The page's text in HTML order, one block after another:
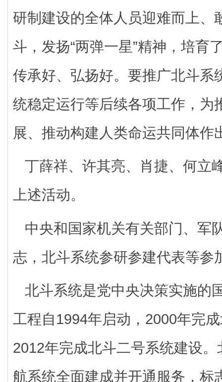
研制建设的全体人员迎难而上、
斗，发扬“两弹一星”精神，培育
传承好、弘扬好。要推广北斗系
统稳定运行等后续各项工作，为
展、推动构建人类命运共同体作
丁薛祥、许其亮、肖捷、何立
上述活动。
中央和国家机关有关部门、军
志，北斗系统参研参建代表等参
北斗系统是党中央决策实施的
工程自1994年启动，2000年完
2012年完成北斗二号系统建设
航系统全面建成并开通服务，标